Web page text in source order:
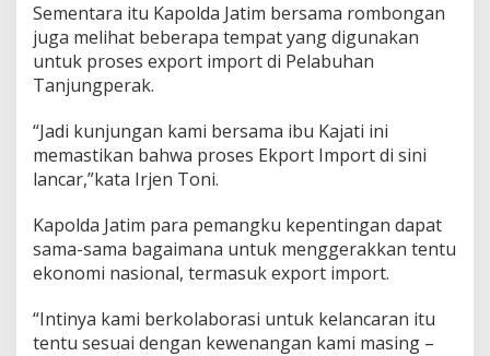
Sementara itu Kapolda Jatim bersama rombongan
juga melihat beberapa tempat yang digunakan
untuk proses export import di Pelabuhan
Tanjungperak.
“Jadi kunjungan kami bersama ibu Kajati ini
memastikan bahwa proses Ekport Import di sini
lancar,”kata Irjen Toni.
Kapolda Jatim para pemangku kepentingan dapat
sama-sama bagaimana untuk menggerakkan tentu
ekonomi nasional, termasuk export import.
“Intinya kami berkolaborasi untuk kelancaran itu
tentu sesuai dengan kewenangan kami masing –